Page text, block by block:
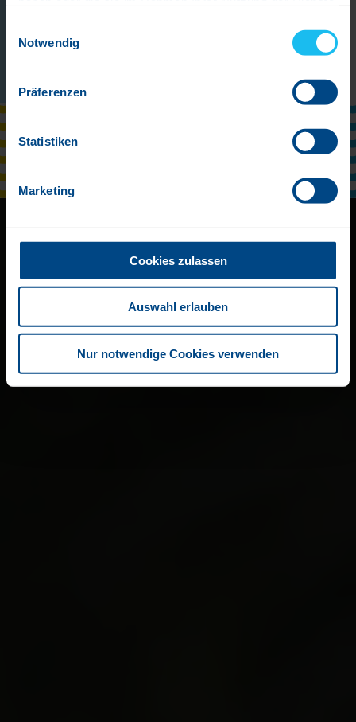
Notwendig
Präferenzen
Statistiken
Marketing
Cookies zulassen
Auswahl erlauben
Nur notwendige Cookies verwenden
Unsere neuenSchwimmkurstermine
sind online!
Aqua-Fitness Kurse
Jetzt aber: Habt viel Spaß!